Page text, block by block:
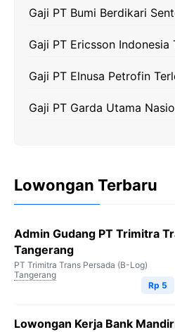
k
m
p
k
Gaji PT Bumi Berdikari
Gaji PT Ericsson Indonesia
Gaji PT Elnusa Petrofin
Gaji PT Garda Utama
Lowongan Terbaru
Admin Gudang PT Trimitra
Tangerang
PT Trimitra Trans Persada (B-Log)
Tangerang
Rp 5
Lowongan Kerja Bank